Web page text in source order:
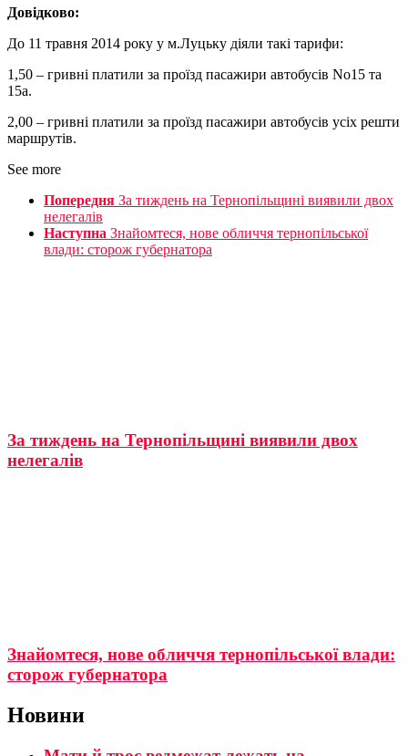
Довідково:
До 11 травня 2014 року у м.Луцьку діяли такі тарифи:
1,50 – гривні платили за проїзд пасажири автобусів No15 та
15а.
2,00 – гривні платили за проїзд пасажири автобусів усіх решти
маршрутів.
See more
Попередня За тиждень на Тернопільщині виявили двох
нелегалів
Наступна Знайомтеся, нове обличчя тернопільської
влади: сторож губернатора
За тиждень на Тернопільщині виявили двох
нелегалів
Знайомтеся, нове обличчя тернопільської влади:
сторож губернатора
Новини